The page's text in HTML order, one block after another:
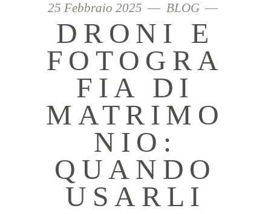
25 Febbraio 2025 BLOG
DRONI E
FOTOGRA
FIA DI
MATRIMO
NIO:
QUANDO
USARLI